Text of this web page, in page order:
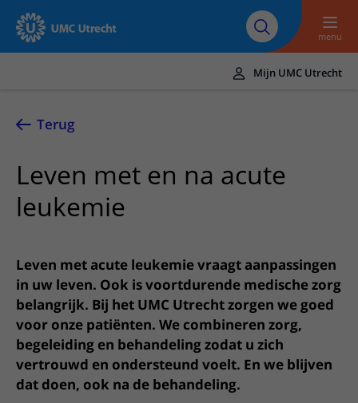
Naar hoofdinhoud
Over UMC
Utrecht
Research
Werken bij het UMC
Utrecht
menu
UMC Utrecht
Zorg en behandeling
Ziekten en aandoeningen
Poliklinieken
Verpleegafdelingen
Onze zorgverleners
Onderzoeken en diagnostiek
Het Wilhelmina Kinderziekenhuis
Afspraak en opname
Bezoek aan de polikliniek
Opname in het ziekenhuis
Voorbereiding op uw afspraak
Bloedprikken
Wachttijden
Op bezoek in het UMC Utrecht
Apotheek
Winkels en restaurants
Faciliteiten en voorzieningen
Contact en route
Spoed
Contactgegevens
Route naar het ziekenhuis
Verwijzers
Patiënt verwijzen
Teleconsult aanvragen
Meer UMC Utrecht
Over UMC Utrecht
Mijn UMC Utrecht
Terug
Leven met en na acute
leukemie
Leven met acute leukemie vraagt aanpassingen
in uw leven. Ook is voortdurende medische zorg
belangrijk. Bij het UMC Utrecht zorgen we goed
voor onze patiënten. We combineren zorg,
begeleiding en behandeling zodat u zich
vertrouwd en ondersteund voelt. En we blijven
dat doen, ook na de behandeling.